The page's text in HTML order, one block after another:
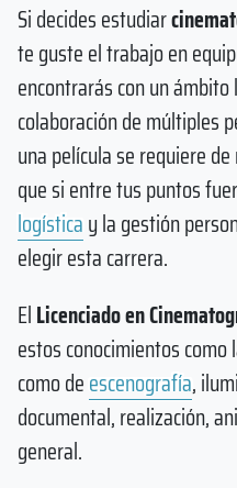
Si decides estudiar
te guste el trabajo en
encontrarás con un
colaboración de múltiples
una película se requiere
que si entre tus puntos
logísticay la gestión
elegir esta carrera.
ElLicenciado en
estos conocimientos
como deescenografía,
documental, realización,
general.